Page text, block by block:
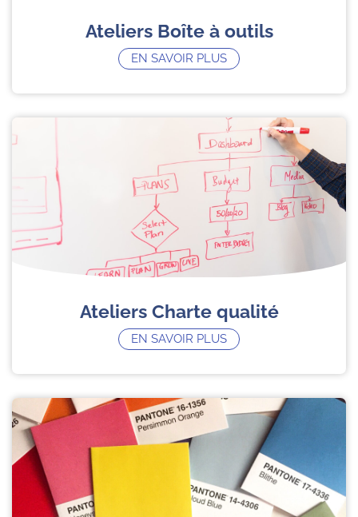
Ateliers Boîte à outils
EN SAVOIR PLUS
Ateliers Charte qualité
EN SAVOIR PLUS